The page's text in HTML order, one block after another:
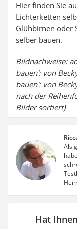
Hier finden Sie
Lichterketten
Glühbirnen oder
selber bauen.
Bildnachweise:
bauen': von
bauen': von
nach der
Bilder sortiert)
Als
Hat